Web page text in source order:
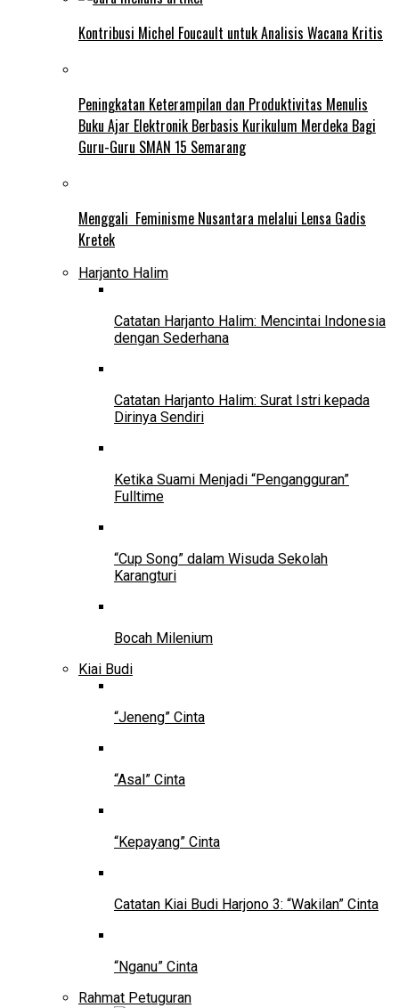
Kontribusi Michel Foucault untuk Analisis Wacana Kritis
Peningkatan Keterampilan dan Produktivitas Menulis
Buku Ajar Elektronik Berbasis Kurikulum Merdeka Bagi
Guru-Guru SMAN 15 Semarang
Menggali Feminisme Nusantara melalui Lensa Gadis
Kretek
Harjanto Halim
Catatan Harjanto Halim: Mencintai Indonesia
dengan Sederhana
Catatan Harjanto Halim: Surat Istri kepada
Dirinya Sendiri
Ketika Suami Menjadi “Pengangguran”
Fulltime
“Cup Song” dalam Wisuda Sekolah
Karangturi
Bocah Milenium
Kiai Budi
“Jeneng” Cinta
“Asal” Cinta
“Kepayang” Cinta
Catatan Kiai Budi Harjono 3: “Wakilan” Cinta
“Nganu” Cinta
Rahmat Petuguran